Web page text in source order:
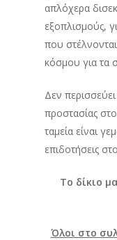
απλόχερα
εξοπλισμούς,
που
κόσμου για τα
Δεν
προστασίας
ταμεία είναι
επιδοτήσεις
Το δίκιο
Όλοι στο